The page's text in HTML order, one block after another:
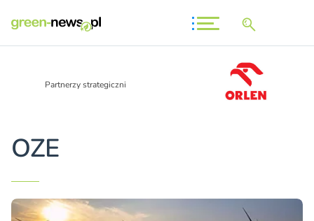
Partnerzy strategiczni
OZE